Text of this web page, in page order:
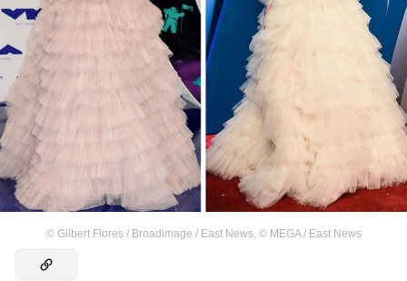
© Gilbert Flores / Broadimage / East News, © MEGA / East News